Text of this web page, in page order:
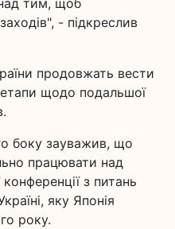
- підкреслив
продовжать вести
щодо подальшої
боку зауважив, що
працювати над
з питань
яку Японія
року.